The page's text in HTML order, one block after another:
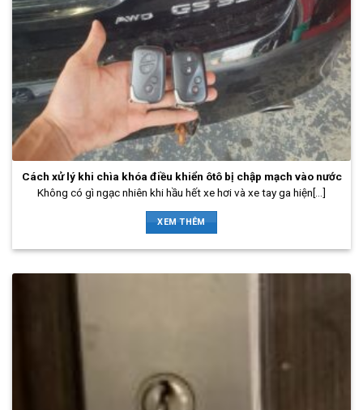
Cách xử lý khi chìa khóa điều khiển ôtô bị chập mạch vào nước
Không có gì ngạc nhiên khi hầu hết xe hơi và xe tay ga hiện[...]
XEM THÊM